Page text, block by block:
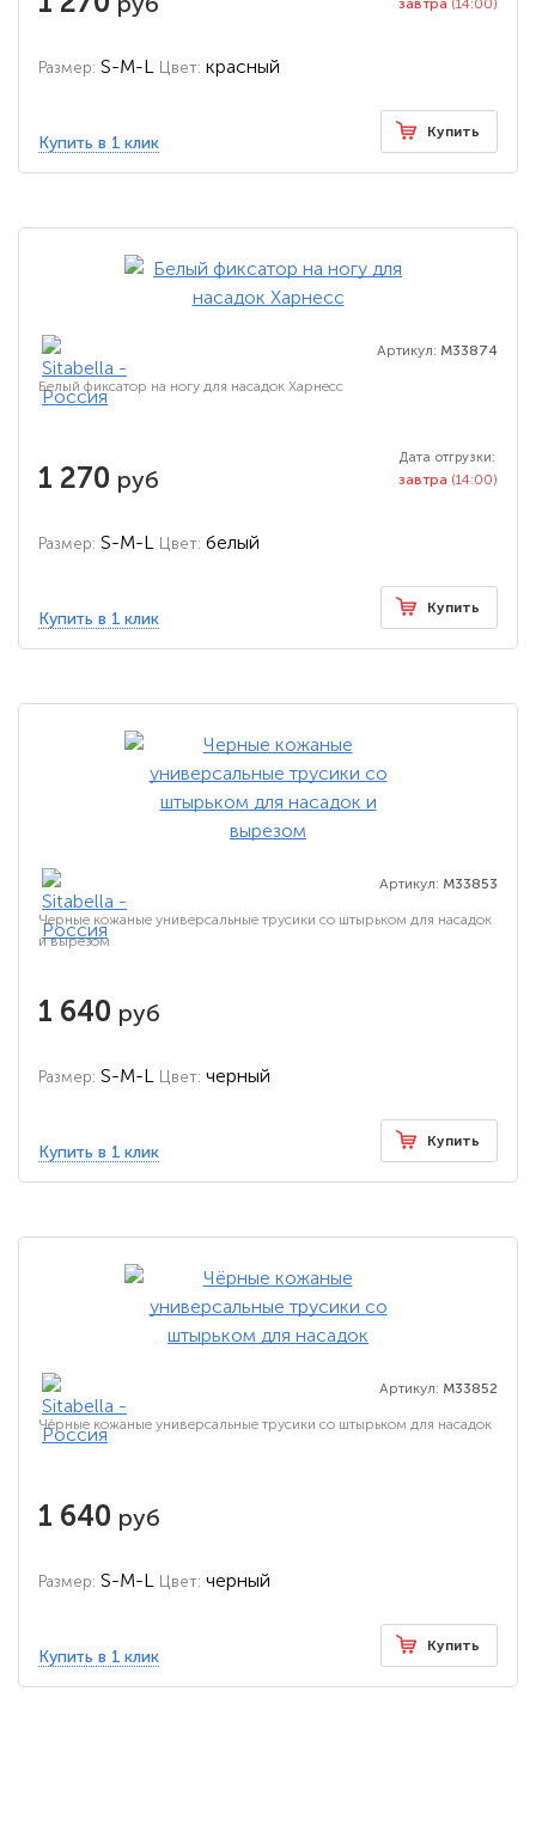
завтра (14:00)
Размер: S-M-L Цвет: красный
Купить в 1 клик
Купить
Артикул: M33874
Белый фиксатор на ногу для насадок Харнесс
1 270 руб
Дата отгрузки:
завтра (14:00)
Размер: S-M-L Цвет: белый
Купить в 1 клик
Купить
Артикул: M33853
Черные кожаные универсальные трусики со штырьком для насадок
и вырезом
1 640 руб
Размер: S-M-L Цвет: черный
Купить в 1 клик
Купить
Артикул: M33852
Чёрные кожаные универсальные трусики со штырьком для насадок
1 640 руб
Размер: S-M-L Цвет: черный
Купить в 1 клик
Купить